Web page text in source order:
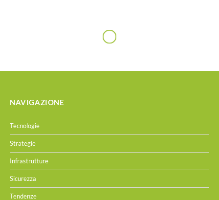
NAVIGAZIONE
Tecnologie
Strategie
Infrastrutture
Sicurezza
Tendenze